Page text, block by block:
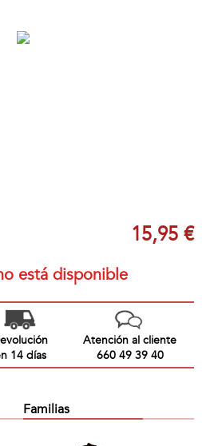
15,95 €
está disponible
14 días
Atención al cliente
660 49 39 40
Familias